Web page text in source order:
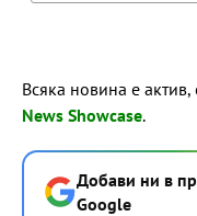
Всяка новина е
News Showcase.
Добави ни в
Google